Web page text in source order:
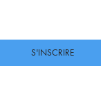
S'INSCRIRE